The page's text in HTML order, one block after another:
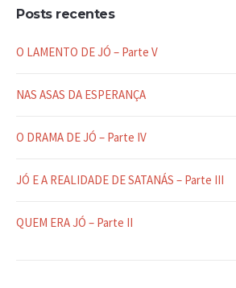
Posts recentes
O LAMENTO DE JÓ – Parte V
NAS ASAS DA ESPERANÇA
O DRAMA DE JÓ – Parte IV
JÓ E A REALIDADE DE SATANÁS – Parte III
QUEM ERA JÓ – Parte II